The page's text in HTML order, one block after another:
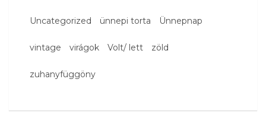
Uncategorized ünnepi torta Ünnepnap
vintage virágok Volt/ lett zöld
zuhanyfüggöny